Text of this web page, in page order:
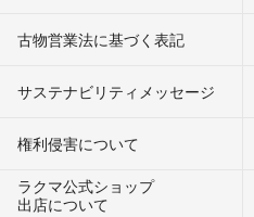
古物営業法に基づく表記
サステナビリティメッセージ
権利侵害について
ラクマ公式ショップ
出店について